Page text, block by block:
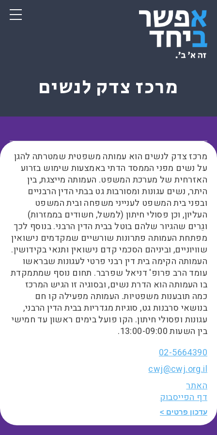
מרכז צדק לנשים
מרכז צדק לנשים הוא עמותה משפטית שמטרתה להגן
על נשים מפני הממסד הדתי באמצעות שימוש בזרוע
האזרחית של מערכת המשפט. העמותה מייצגת, בין
היתר, נשים עגונות ומסורבות גט בבתי הדין הרבניים
ובפני בית המשפט לענייני משפחה ובית המשפט
העליון, וכן פסולי חיתון (למשל, חשודים בממזרות)
וגֵרים שהגיור שלהם בוטל בבית הדין הרבני. בנוסף לכך
מפתחת העמותה פתרונות שורשיים שמקדמים נישואין
שוויוניים, וביניהם הסכמי קדם נישואין ותנאי בקידושין.
העמותה הקימה בית דין רבני פרטי לעגונות שבראשו
עומד הרב פרופ' דניאל שפרבר. תחום נוסף שמתמקדת
בו העמותה הוא הדרת נשים, ובסוגיה זו הגיש המרכז
כמה תובענות משפטיות. העמותה מפעילה קו חם
בנושאי סרבנות גט, סוגיות מגדריות בבית הדין הרבני,
עגונות ופסולי חיתון. הקו פועל בימים ראשון עד חמישי
בין השעות 13:00-09:00.
02-5664390
cwj@cwj.org.il
האתר
דף הפייסבוק
עדכון פרטים